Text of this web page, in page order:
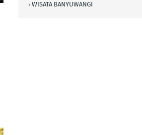
WISATA BANYUWANGI